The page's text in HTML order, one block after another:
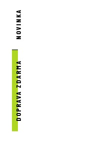
NOVINKA
DOPRAVA ZDARMA